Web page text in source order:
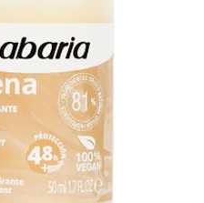
Arroz